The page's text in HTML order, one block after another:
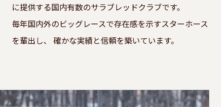
に提供する国内有数のサラブレッドクラブです。
毎年国内外のビッグレースで存在感を示すスターホース
を輩出し、
確かな実績と信頼を築いています。